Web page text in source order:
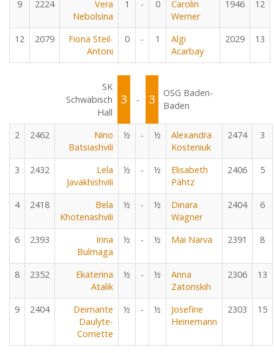
9 2224
Vera
Nebolsina
1 - 0
Carolin
Werner
1946 12
12 2079
Fiona Steil-
Antoni
0 - 1
Algi
Acarbay
2029 13
SK
Schwäbisch
Hall
3 - 3
OSG Baden-
Baden
2 2462
Nino
Batsiashvili
½ - ½
Alexandra
Kosteniuk
2474 3
3 2432
Lela
Javakhishvili
½ - ½
Elisabeth
Pähtz
2406 5
4 2418
Bela
Khotenashvili
½ - ½
Dinara
Wagner
2404 6
6 2393
Irina
Bulmaga
½ - ½ Mai Narva 2391 8
8 2352
Ekaterina
Atalik
½ - ½
Anna
Zatonskih
2306 13
9 2404
Deimante
Daulyte-
Cornette
½ - ½
Josefine
Heinemann
2303 15